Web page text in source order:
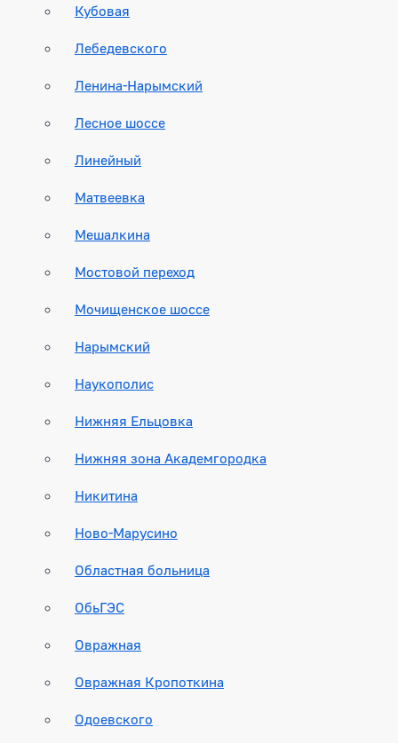
Кубовая
Лебедевского
Ленина-Нарымский
Лесное шоссе
Линейный
Матвеевка
Мешалкина
Мостовой переход
Мочищенское шоссе
Нарымский
Наукополис
Нижняя Ельцовка
Нижняя зона Академгородка
Никитина
Ново-Марусино
Областная больница
ОбьГЭС
Овражная
Овражная Кропоткина
Одоевского